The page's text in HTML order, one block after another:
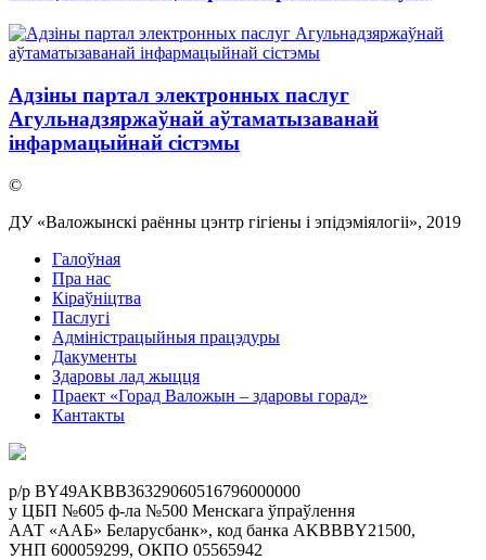
Адзіны партал электронных паслуг
Агульнадзяржаўнай аўтаматызаванай
інфармацыйнай сістэмы
©
ДУ «Валожынскі раённы цэнтр гігіены і эпідэміялогіі», 2019
Галоўная
Пра нас
Кіраўніцтва
Паслугi
Адміністрацыйныя працэдуры
Дакументы
Здаровы лад жыцця
Праект «Горад Валожын – здаровы горад»
Кантакты
p/р BY49AKBB36329060516796000000
у ЦБП №605 ф-ла №500 Менскага ўпраўлення
ААТ «ААБ» Беларусбанк», код банка AKBBBY21500,
УНП 600059299, ОКПО 05565942